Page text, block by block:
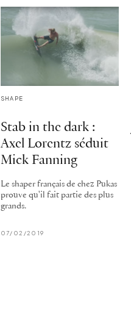
SHAPE
Stab in the dark :
Axel Lorentz séduit
Mick Fanning
Le shaper français de chez Pukas
prouve qu'il fait partie des plus
grands.
07/02/2019